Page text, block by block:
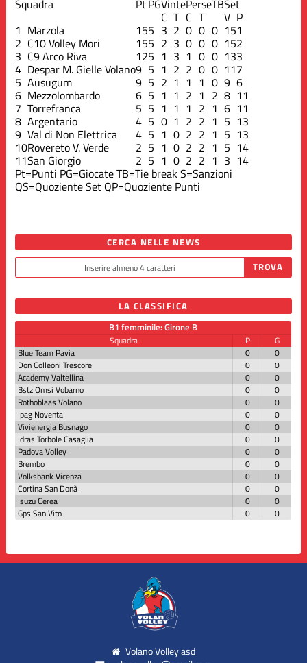
Squadra
PtPGVintePerseTBSet
C T C T V P
1 Marzola 155 3 2 0 0 0 151
2 C10 Volley Mori 155 2 3 0 0 0 152
3 C9 Arco Riva 125 1 3 1 0 0 133
4 Despar M. Gielle Volano9 5 1 2 2 0 0 117
5 Ausugum 9 5 2 1 1 1 0 9 6
6 Mezzolombardo 6 5 1 1 2 1 2 8 11
7 Torrefranca 5 5 1 1 1 2 1 6 11
8 Argentario 4 5 0 1 2 2 1 5 13
9 Val di Non Elettrica 4 5 1 0 2 2 1 5 13
10Rovereto V. Verde 2 5 1 0 2 2 1 5 14
11San Giorgio 2 5 1 0 2 2 1 3 14
Pt=Punti PG=GiocateTB=Tie breakS=Sanzioni
QS=Quoziente Set QP=Quoziente Punti
CERCA NELLE NEWS
LA CLASSIFICA
B1 femminile: Girone B
Squadra P
G
Blue Team Pavia
0
0
Don Colleoni Trescore
0
0
Academy Valtellina
0
0
Bstz Omsi Vobarno
0
0
Rothoblaas Volano
0
0
Ipag Noventa
0
0
Vivienergia Busnago
0
0
Idras Torbole Casaglia
0
0
Padova Volley
0
0
Brembo
0
0
Volksbank Vicenza
0
0
Cortina San Donà
0
0
Isuzu Cerea
0
0
Gps San Vito
0 0
Volano Volley asd